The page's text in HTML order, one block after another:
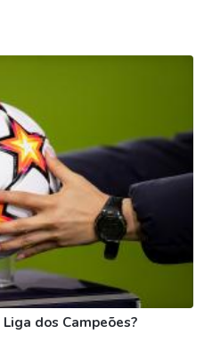
dos Campeões?